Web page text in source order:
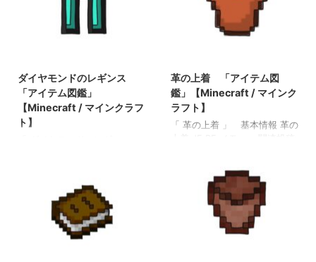
ダイヤモンドのレギンス
「アイテム図鑑」
【Minecraft / マインクラフ
ト】
【Minecraft / マインクラフ
ト】 木のシャベル 「アイテ
ム図鑑」【Minecraft / マイン
クラフト】 ダイヤモンドのシ
革の上着 「アイテム図
鑑」【Minecraft / マインク
ラフト】
「 革の上着 」 基本情報 革の
ト】 木のシャベル 「アイテ
ム図鑑」【Minecraft / マイン
クラフト】 ダイヤモンドのシ
ャベル 「アイテム図鑑」
【Minecraft / マインクラフ